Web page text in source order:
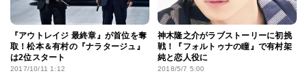
『アウトレイジ 最終章』が首位を奪
取！松本＆有村の『ナラタージュ』
は2位スタート
2017/10/11 1:12
神木隆之介がラブストーリーに初挑
戦！『フォルトゥナの瞳』で有村架
純と恋人役に
2018/5/7 5:00